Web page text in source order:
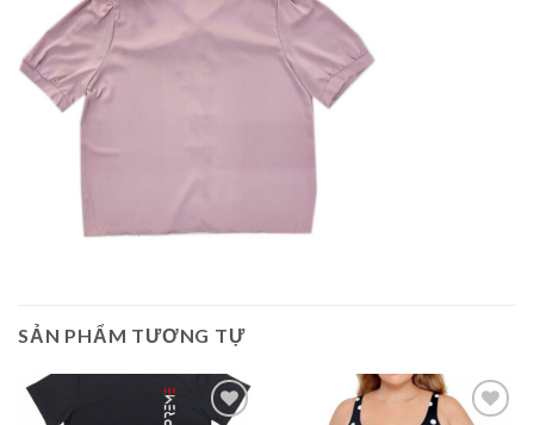
SẢN PHẨM TƯƠNG TỰ